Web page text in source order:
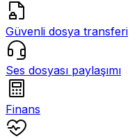
Güvenli dosya transferi
Ses dosyası paylaşımı
Finans